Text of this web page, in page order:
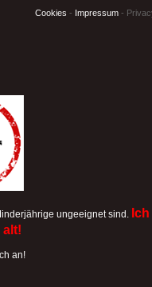
ungeeignet sind. Ich
alt!
an!
Cookies - Impressum -